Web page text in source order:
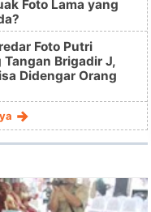
Foto Lama yang
Foto Putri
Brigadir J,
Didengar Orang